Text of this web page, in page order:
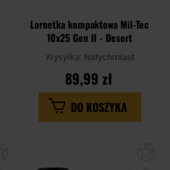
Lornetka kompaktowa Mil-Tec
10x25 Gen II - Desert
Wysyłka: Natychmiast
89,99 zł
DO KOSZYKA